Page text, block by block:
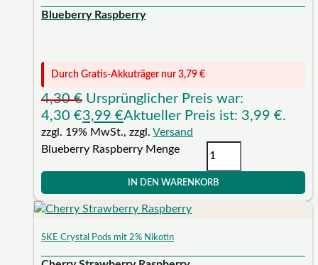
Blueberry Raspberry
Durch Gratis-Akkuträger nur 3,79 €
4,30€ Ursprünglicher Preis war:
4,30 €3,99 €Aktueller Preis ist: 3,99 €.
zzgl. 19% MwSt., zzgl. Versand
Blueberry Raspberry Menge
IN DEN WARENKORB
SKE Crystal Pods mit 2% Nikotin